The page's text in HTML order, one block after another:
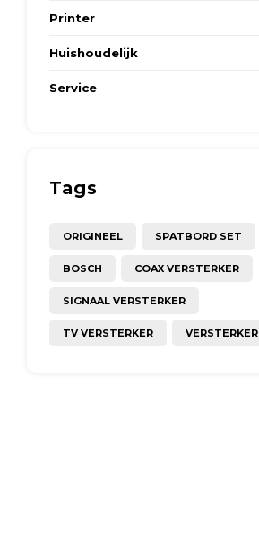
Printer
Huishoudelijk
Service
Tags
ORIGINEEL SPATBORD SET
BOSCH COAX VERSTERKER
SIGNAAL VERSTERKER
TV VERSTERKER VERSTERKER